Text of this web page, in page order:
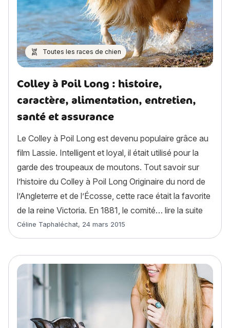
Toutes les races de chien
Colley à Poil Long : histoire,
caractère, alimentation, entretien,
santé et assurance
Le Colley à Poil Long est devenu populaire grâce au
film Lassie. Intelligent et loyal, il était utilisé pour la
garde des troupeaux de moutons. Tout savoir sur
l’histoire du Colley à Poil Long Originaire du nord de
l’Angleterre et de l’Écosse, cette race était la favorite
de la reine Victoria. En 1881, le comité… lire la suite
Article rédigé par
Céline Taphaléchat, 24 mars 2015